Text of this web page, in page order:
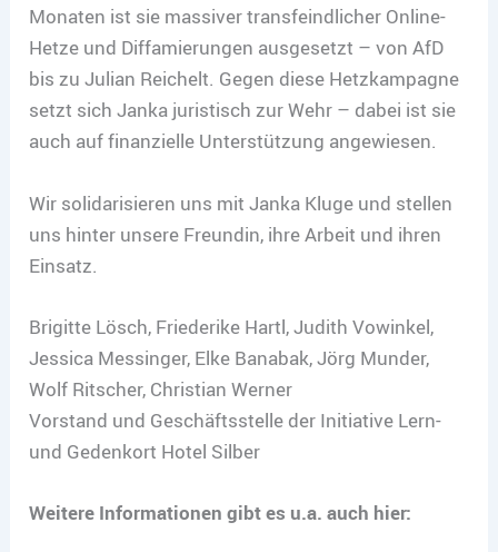
Monaten ist sie massiver transfeindlicher Online-
Hetze und Diffamierungen ausgesetzt – von AfD
bis zu Julian Reichelt. Gegen diese Hetzkampagne
setzt sich Janka juristisch zur Wehr – dabei ist sie
auch auf finanzielle Unterstützung angewiesen.
Wir solidarisieren uns mit Janka Kluge und stellen
uns hinter unsere Freundin, ihre Arbeit und ihren
Einsatz.
Brigitte Lösch, Friederike Hartl, Judith Vowinkel,
Jessica Messinger, Elke Banabak, Jörg Munder,
Wolf Ritscher, Christian Werner
Vorstand und Geschäftsstelle der Initiative Lern-
und Gedenkort Hotel Silber
Weitere Informationen gibt es u.a. auch hier: